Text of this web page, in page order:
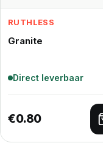
RUTHLESS
Granite
Direct leverbaar
€0.80